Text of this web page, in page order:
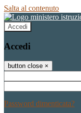
Salta al contenuto
Accedi
Accedi
button close ×
Password dimenticata?